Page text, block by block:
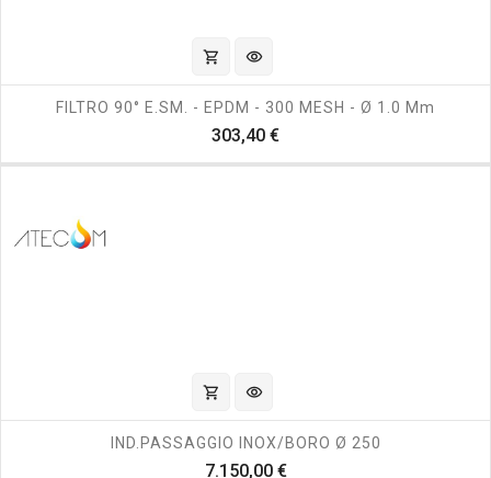
shopping_cart visibility
FILTRO 90° E.SM. - EPDM - 300 MESH - Ø 1.0 Mm
303,40 €Prezzo
shopping_cart visibility
IND.PASSAGGIO INOX/BORO Ø 250
7.150,00 €Prezzo